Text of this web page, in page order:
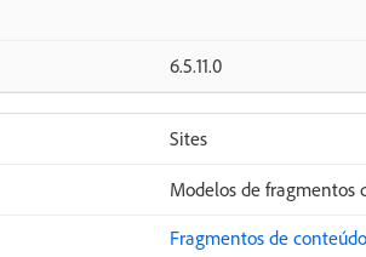
6.5.11.0
Sites
Modelos de fragmentos
Fragmentos de